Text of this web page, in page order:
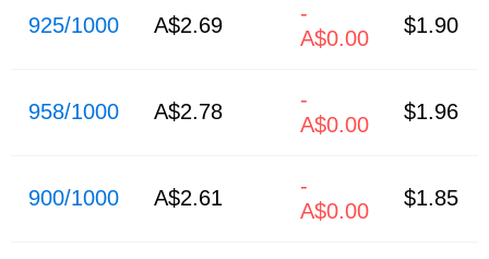
925/1000 A$2.69
-
A$0.00
$1.90
958/1000 A$2.78
-
A$0.00
$1.96
900/1000 A$2.61
-
A$0.00
$1.85